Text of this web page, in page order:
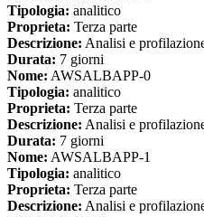
Tipologia: analitico
Proprieta: Terza parte
Descrizione: Analisi e
Durata: 7 giorni
Nome: AWSALBAPP-0
Tipologia: analitico
Proprieta: Terza parte
Descrizione: Analisi e
Durata: 7 giorni
Nome: AWSALBAPP-1
Tipologia: analitico
Proprieta: Terza parte
Descrizione: Analisi e